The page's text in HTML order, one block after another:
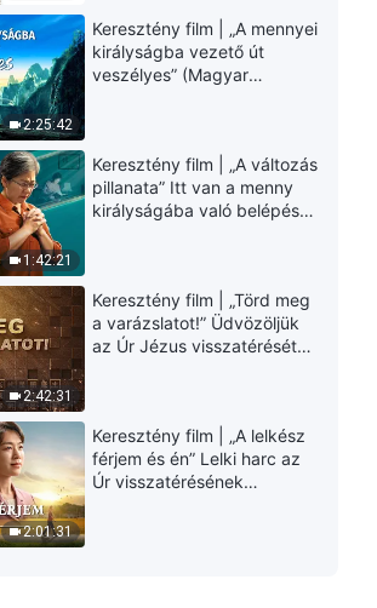
4:26
3:46
Keresztény tánc – Isten
csendben támogat és ellát
mindenkit (Dicsérő ének)
4:48
Keresztény tánc – Mindenható
Isten, a szívem Hozzád tartozik
(Dicsérő ének)
3:45
Keresztény tánc – Amikor
elveszítettem Istent (Dicsérő
ének)
5:03
Keresztény tánc – Isten
eljövetelével találkozni
szerencse számunkra (Dicsérő
ének)
2:25:42
Keresztény film | „A mennyei
királyságba vezető út
veszélyes” (Magyar
1:42:21
Keresztény film | „A változás
pillanata” Itt van a menny
királyságába való belépés
2:42:31
Keresztény film | „Törd meg
a varázslatot!” Üdvözöljük
az Úr Jézus visszatérését
2:01:31
Keresztény film | „A lelkész
férjem és én” Lelki harc az
Úr visszatérésének